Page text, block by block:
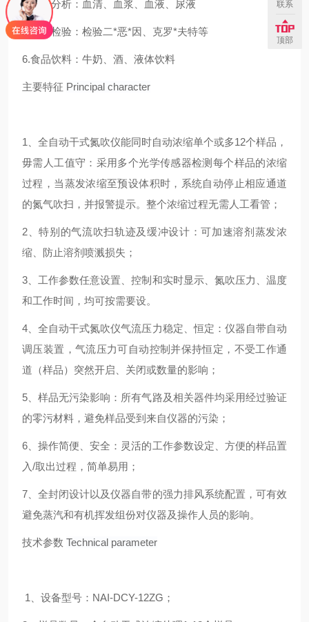
4.生物分析：血清、血浆、血液、尿液
5.商品检验：检验二*恶*因、克罗*夫特等
6.食品饮料：牛奶、酒、液体饮料
主要特征 Principal character
1、全自动干式氮吹仪能同时自动浓缩单个或多12个样品，
毋需人工值守：采用多个光学传感器检测每个样品的浓缩
过程，当蒸发浓缩至预设体积时，系统自动停止相应通道
的氮气吹扫，并报警提示。整个浓缩过程无需人工看管；
2、特别的气流吹扫轨迹及缓冲设计：可加速溶剂蒸发浓
缩、防止溶剂喷溅损失；
3、工作参数任意设置、控制和实时显示、氮吹压力、温度
和工作时间，均可按需要设。
4、全自动干式氮吹仪气流压力稳定、恒定：仪器自带自动
调压装置，气流压力可自动控制并保持恒定，不受工作通
道（样品）突然开启、关闭或数量的影响；
5、样品无污染影响：所有气路及相关器件均采用经过验证
的零污材料，避免样品受到来自仪器的污染；
6、操作简便、安全：灵活的工作参数设定、方便的样品置
入/取出过程，简单易用；
7、全封闭设计以及仪器自带的强力排风系统配置，可有效
避免蒸汽和有机挥发组份对仪器及操作人员的影响。
技术参数 Technical parameter
1、设备型号：NAI-DCY-12ZG；
联系
顶部